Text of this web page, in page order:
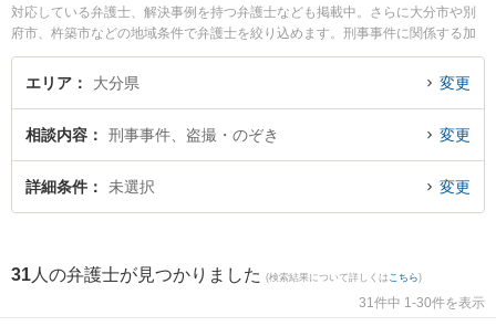
対応している弁護士、解決事例を持つ弁護士なども掲載中。さらに大分市や別
府市、杵築市などの地域条件で弁護士を絞り込めます。刑事事件に関係する加
害者側や少年事件、再犯・前科あり等の細かな分野での絞り込み検索もでき便
利です。特に虎ノ門法律経済事務所 大分支店の安部 佳雄弁護士や園田大吾法律
分県で土日や夜間に発生した盗撮のトラブルを今すぐに弁護士に相談したい』
『盗撮のトラブル解決の実績豊富な近くの弁護士を検索したい』『初回相談無
料で盗撮を法律相談できる大分県内の弁護士に相談予約したい』などでお困り
エリア 大分県 変更
相談内容 刑事事件、盗撮・のぞき 変更
詳細条件 未選択 変更
31 人の弁護士が見つかりました (検索結果について詳しくは こちら)
31件中 1-30件を表示